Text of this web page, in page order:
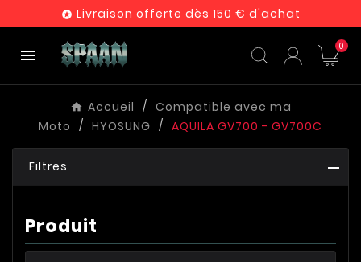
 Livraison offerte dès 150 € d'achat
 0
Accueil
Compatible avec ma
Moto
HYOSUNG AQUILA GV700 - GV700C
Filtres
Produit